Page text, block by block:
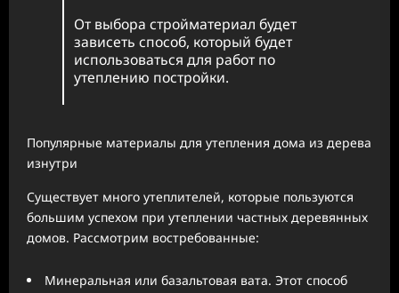
От выбора стройматериал будет
зависеть способ, который будет
использоваться для работ по
утеплению постройки.
Популярные материалы для утепления дома из дерева
изнутри
Существует много утеплителей, которые пользуются
большим успехом при утеплении частных деревянных
домов. Рассмотрим востребованные:
Минеральная или базальтовая вата. Этот способ